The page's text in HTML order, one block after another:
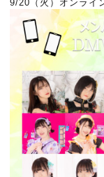
9/20（火）オンライ